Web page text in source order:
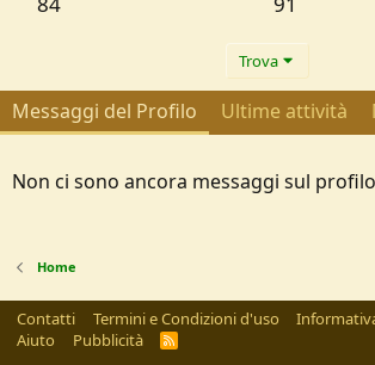
Trova
Messaggi del Profilo Ultime attività
Non ci sono ancora messaggi sul
Home
Contatti Termini e Condizioni d'uso
Aiuto
Pubblicità
R